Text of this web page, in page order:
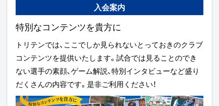
入会案内
特別なコンテンツを貴方に
トリテンでは、ここでしか見られないとっておきのクラブ
コンテンツを提供いたします。試合では見ることのでき
ない選手の素顔、ゲーム解説、特別インタビューなど盛り
だくさんの内容です。是非ご利用ください！